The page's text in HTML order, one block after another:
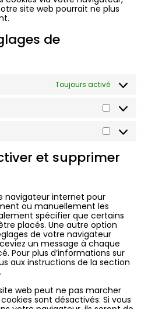
site web pourrait ne plus
de
Toujours activé
et supprimer
navigateur internet pour
ou manuellement les
spécifier que certains
placés. Une autre option
de votre navigateur
un message à chaque
Pour plus d’informations sur
aux instructions de la section
web peut ne pas marcher
sont désactivés. Si vous